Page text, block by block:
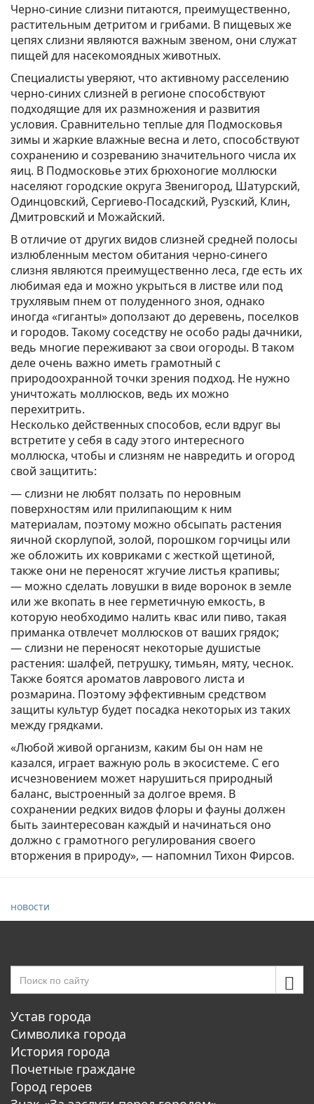
Черно-синие слизни питаются, преимущественно,
растительным детритом и грибами. В пищевых же
цепях слизни являются важным звеном, они служат
пищей для насекомоядных животных.
Специалисты уверяют, что активному расселению
черно-синих слизней в регионе способствуют
подходящие для их размножения и развития
условия. Сравнительно теплые для Подмосковья
зимы и жаркие влажные весна и лето, способствуют
сохранению и созреванию значительного числа их
яиц. В Подмосковье этих брюхоногие моллюски
населяют городские округа Звенигород, Шатурский,
Одинцовский, Сергиево-Посадский, Рузский, Клин,
Дмитровский и Можайский.
В отличие от других видов слизней средней полосы
излюбленным местом обитания черно-синего
слизня являются преимущественно леса, где есть их
любимая еда и можно укрыться в листве или под
трухлявым пнем от полуденного зноя, однако
иногда «гиганты» доползают до деревень, поселков
и городов. Такому соседству не особо рады дачники,
ведь многие переживают за свои огороды. В таком
деле очень важно иметь грамотный с
природоохранной точки зрения подход. Не нужно
уничтожать моллюсков, ведь их можно
перехитрить.
Несколько действенных способов, если вдруг вы
встретите у себя в саду этого интересного
моллюска, чтобы и слизням не навредить и огород
свой защитить:
— слизни не любят ползать по неровным
поверхностям или прилипающим к ним
материалам, поэтому можно обсыпать растения
яичной скорлупой, золой, порошком горчицы или
же обложить их ковриками с жесткой щетиной,
также они не переносят жгучие листья крапивы;
— можно сделать ловушки в виде воронок в земле
или же вкопать в нее герметичную емкость, в
которую необходимо налить квас или пиво, такая
приманка отвлечет моллюсков от ваших грядок;
— слизни не переносят некоторые душистые
растения: шалфей, петрушку, тимьян, мяту, чеснок.
Также боятся ароматов лаврового листа и
розмарина. Поэтому эффективным средством
защиты культур будет посадка некоторых из таких
между грядками.
«Любой живой организм, каким бы он нам не
казался, играет важную роль в экосистеме. С его
исчезновением может нарушиться природный
баланс, выстроенный за долгое время. В
сохранении редких видов флоры и фауны должен
быть заинтересован каждый и начинаться оно
должно с грамотного регулирования своего
вторжения в природу», — напомнил Тихон Фирсов.
новости
Устав города
Символика города
История города
Почетные граждане
Город героев